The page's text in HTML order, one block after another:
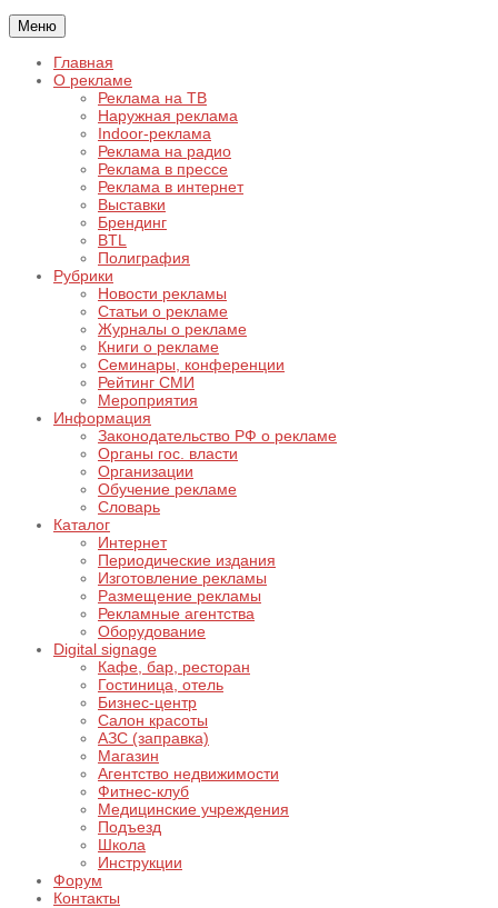
Меню
Главная
О рекламе
Реклама на ТВ
Наружная реклама
Indoor-реклама
Реклама на радио
Реклама в прессе
Реклама в интернет
Выставки
Брендинг
BTL
Полиграфия
Рубрики
Новости рекламы
Статьи о рекламе
Журналы о рекламе
Книги о рекламе
Семинары, конференции
Рейтинг СМИ
Мероприятия
Информация
Законодательство РФ о рекламе
Органы гос. власти
Организации
Обучение рекламе
Словарь
Каталог
Интернет
Периодические издания
Изготовление рекламы
Размещение рекламы
Рекламные агентства
Оборудование
Digital signage
Кафе, бар, ресторан
Гостиница, отель
Бизнес-центр
Салон красоты
АЗС (заправка)
Магазин
Агентство недвижимости
Фитнес-клуб
Медицинские учреждения
Подъезд
Школа
Инструкции
Форум
Контакты